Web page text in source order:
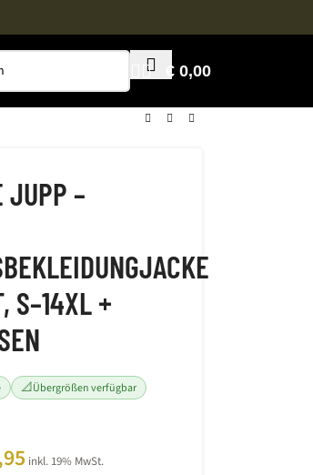
€ 0,00
JUPP –
S–14XL +
📐Übergrößen verfügbar
inkl. 19% MwSt.